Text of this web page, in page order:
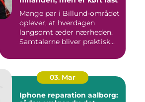
Mange par i Billund-området
oplever, at hverdagen
langsomt æder nærheden.
Samtalerne bliver praktisk...
03. Mar
Iphone reparation aalborg: